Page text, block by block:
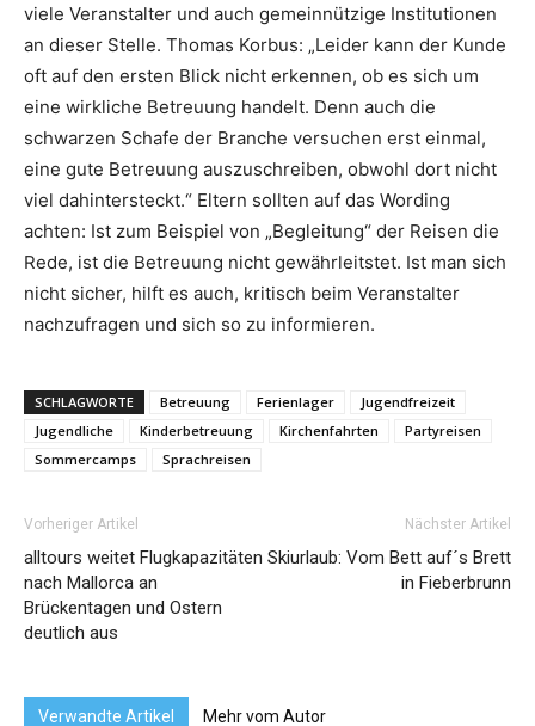
viele Veranstalter und auch gemeinnützige Institutionen
an dieser Stelle. Thomas Korbus: „Leider kann der Kunde
oft auf den ersten Blick nicht erkennen, ob es sich um
eine wirkliche Betreuung handelt. Denn auch die
schwarzen Schafe der Branche versuchen erst einmal,
eine gute Betreuung auszuschreiben, obwohl dort nicht
viel dahintersteckt.“ Eltern sollten auf das Wording
achten: Ist zum Beispiel von „Begleitung“ der Reisen die
Rede, ist die Betreuung nicht gewährleitstet. Ist man sich
nicht sicher, hilft es auch, kritisch beim Veranstalter
nachzufragen und sich so zu informieren.
SCHLAGWORTE Betreuung Ferienlager
Jugendfreizeit
Jugendliche
Kinderbetreuung Kirchenfahrten
Partyreisen
Sommercamps
Sprachreisen
Vorheriger Artikel
alltours weitet Flugkapazitäten
nach Mallorca an
Brückentagen und Ostern
deutlich aus
Nächster Artikel
Skiurlaub: Vom Bett auf´s Brett
in Fieberbrunn
Verwandte Artikel Mehr vom Autor